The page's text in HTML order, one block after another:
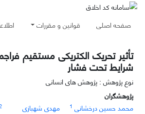
صفحه اصلی قوانین و مقررات
تأثیر تحریک الکتریکی مستقیم
شرایط تحت فشار
نوع پژوهش : پژوهش های انسانی
پژوهشگران
محمد حسین درخشانی 1 مهدی شهبازی